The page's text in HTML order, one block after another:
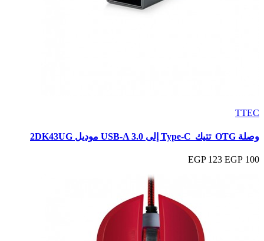
TTEC
وصلة OTG تتيك Type‑C إلى USB‑A 3.0 موديل 2DK43UG
100 EGP
123 EGP